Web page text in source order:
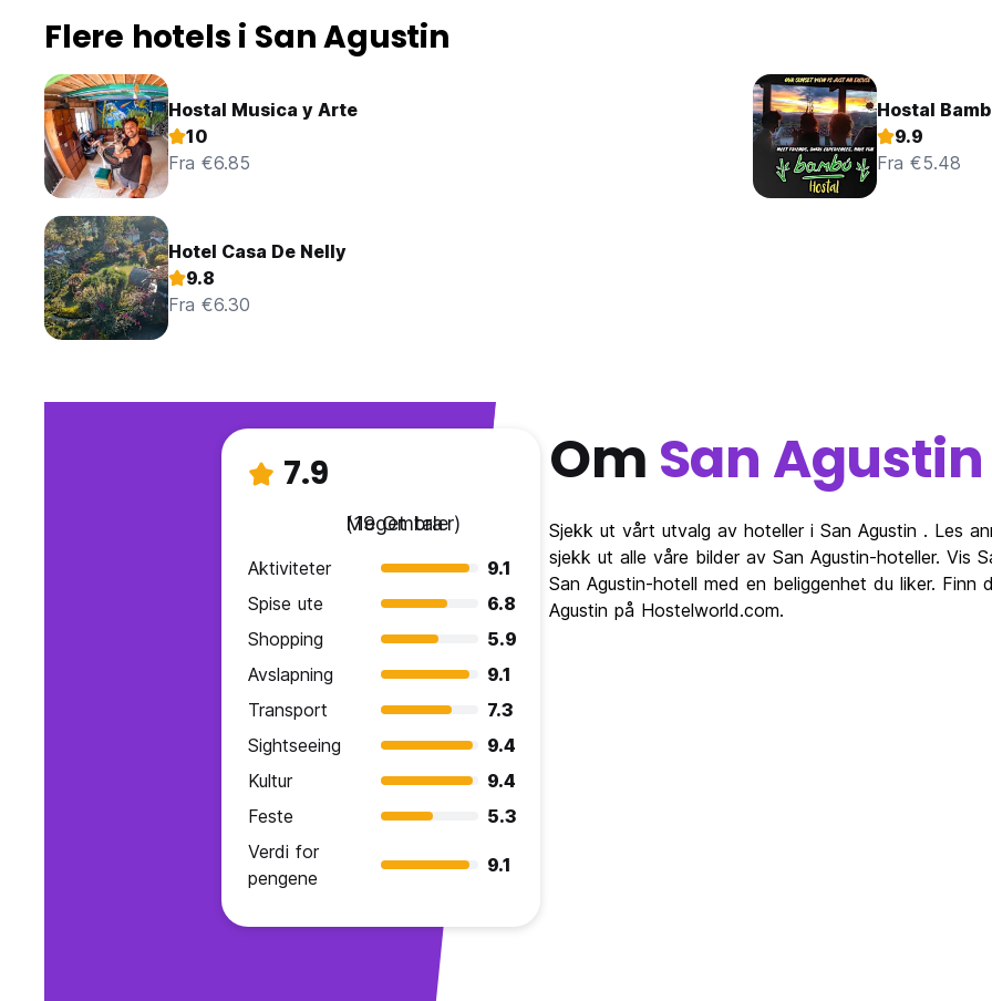
Flere hotels i San Agustin
Hostal Musica y Arte
10
Fra €6.85
Hostal
9.9
Fra €5.48
Hotel Casa De Nelly
9.8
Fra €6.30
7.9
Meget bra
(19 Omtaler)
Aktiviteter
9.1
Spise ute
6.8
Shopping
5.9
Avslapning
9.1
Transport
7.3
Sightseeing
9.4
Kultur
9.4
Feste
5.3
Verdi for
pengene
9.1
Om San Agustin
Sjekk ut vårt utvalg av hoteller i San Agustin . Les
sjekk ut alle våre bilder av San Agustin-hoteller. Vis
San Agustin-hotell med en beliggenhet du liker.
Agustin på Hostelworld.com.